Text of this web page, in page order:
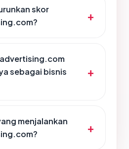
skor
sebagai bisnis
menjalankan